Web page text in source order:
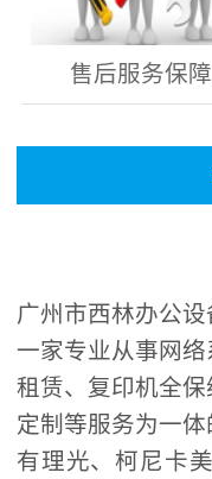
售后服务保障
广州市西林办公
一家专业从事网
租赁、复印机全
定制等服务为一
有理光、柯尼卡